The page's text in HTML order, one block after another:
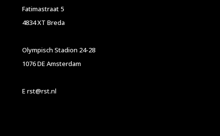
Fatimastraat 5
4834 XT Breda
Olympisch Stadion 24-28
1076 DE Amsterdam
E rst@rst.nl